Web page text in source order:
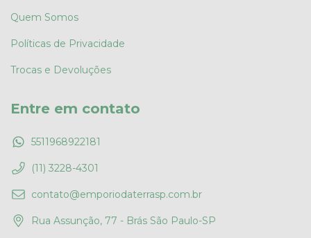
Quem Somos
Políticas de Privacidade
Trocas e Devoluções
Entre em contato
5511968922181
(11) 3228-4301
contato@emporiodaterrasp.com.br
Rua Assunção, 77 - Brás São Paulo-SP